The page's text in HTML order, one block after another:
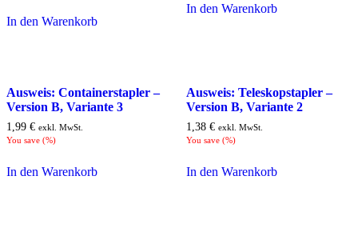
In den Warenkorb
In den Warenkorb
Ausweis: Containerstapler –
Version B, Variante 3
1,99 € exkl. MwSt.
You save (%)
In den Warenkorb
Ausweis: Teleskopstapler –
Version B, Variante 2
1,38 € exkl. MwSt.
You save (%)
In den Warenkorb